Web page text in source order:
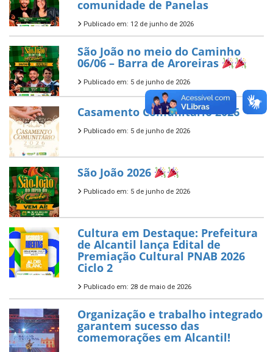
comunidade de Panelas
Publicado em: 12 de junho de 2026
São João no meio do Caminho
06/06 – Barra de Aroreiras
Publicado em: 5 de junho de 2026
Casamento Comunitário 2026
Publicado em: 5 de junho de 2026
São João 2026
Publicado em: 5 de junho de 2026
Cultura em Destaque: Prefeitura
de Alcantil lança Edital de
Premiação Cultural PNAB 2026
Ciclo 2
Publicado em: 28 de maio de 2026
Organização e trabalho integrado
garantem sucesso das
comemorações em Alcantil!